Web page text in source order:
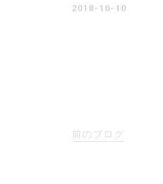
2018-10-10
前のブログ